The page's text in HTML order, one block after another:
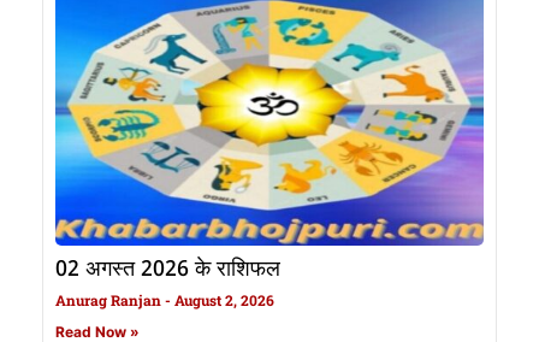
02 अगस्त 2026 के राशिफल
Anurag Ranjan August 2, 2026
Read Now »